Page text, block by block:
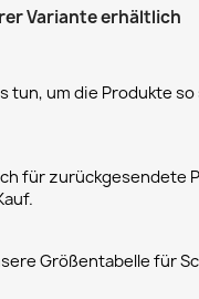
Variante erhältlich
tun, um die Produkte
für zurückgesendete
Größentabelle für